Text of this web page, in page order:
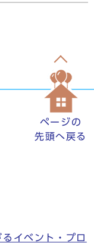
ページの
先頭へ戻る
るイベント・プロ